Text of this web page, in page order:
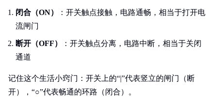
闭合（ON）
：开关触点接触，电路通畅，相当于打开电
流闸门
断开（OFF）
：开关触点分离，电路中断，相当于关闭
通道
记住这个生活小窍门：开关上的“|”代表竖立的闸门（断
开），“○”代表畅通的环路（闭合）。